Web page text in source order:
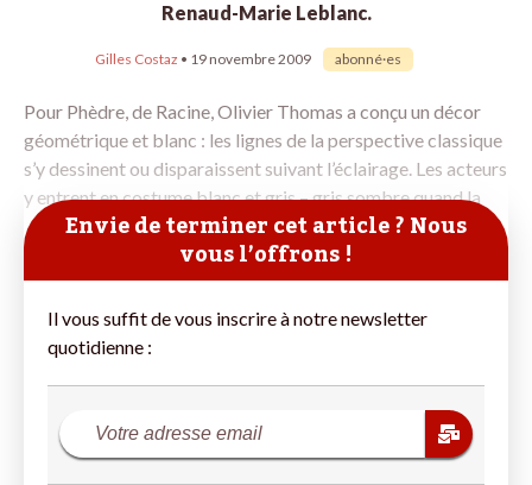
Renaud-Marie Leblanc.
Gilles Costaz • 19 novembre 2009 abonné·es
Pour Phèdre, de Racine, Olivier Thomas a conçu un décor
géométrique et blanc : les lignes de la perspective classique
s’y dessinent ou disparaissent suivant l’éclairage. Les acteurs
y entrent en costume blanc et gris – gris sombre quand la
Envie de terminer cet article ? Nous
vous l’offrons !
Il vous suffit de vous inscrire à notre newsletter
quotidienne :